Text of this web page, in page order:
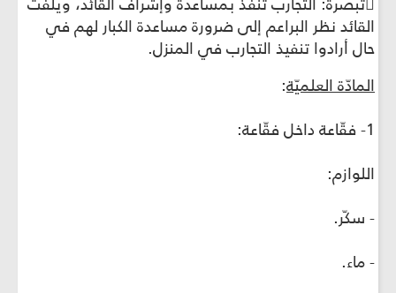
القائد نظر البراعم إلى ضرورة مساعدة الكبار لهم في
حال أرادوا تنفيذ التجارب في المنزل.
المادّة العلميّة:
1- فقّاعة داخل فقّاعة:
اللوازم:
- سكّر.
- ماء.